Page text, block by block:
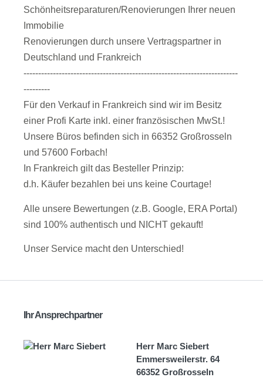
Schönheitsreparaturen/Renovierungen Ihrer neuen
Immobilie
Renovierungen durch unsere Vertragspartner in
Deutschland und Frankreich
-------------------------------------------------------------------------
---------
Für den Verkauf in Frankreich sind wir im Besitz
einer Profi Karte inkl. einer französischen MwSt.!
Unsere Büros befinden sich in 66352 Großrosseln
und 57600 Forbach!
In Frankreich gilt das Besteller Prinzip:
d.h. Käufer bezahlen bei uns keine Courtage!
Alle unsere Bewertungen (z.B. Google, ERA Portal)
sind 100% authentisch und NICHT gekauft!
Unser Service macht den Unterschied!
Ihr Ansprechpartner
Herr Marc Siebert
Emmersweilerstr. 64
66352 Großrosseln